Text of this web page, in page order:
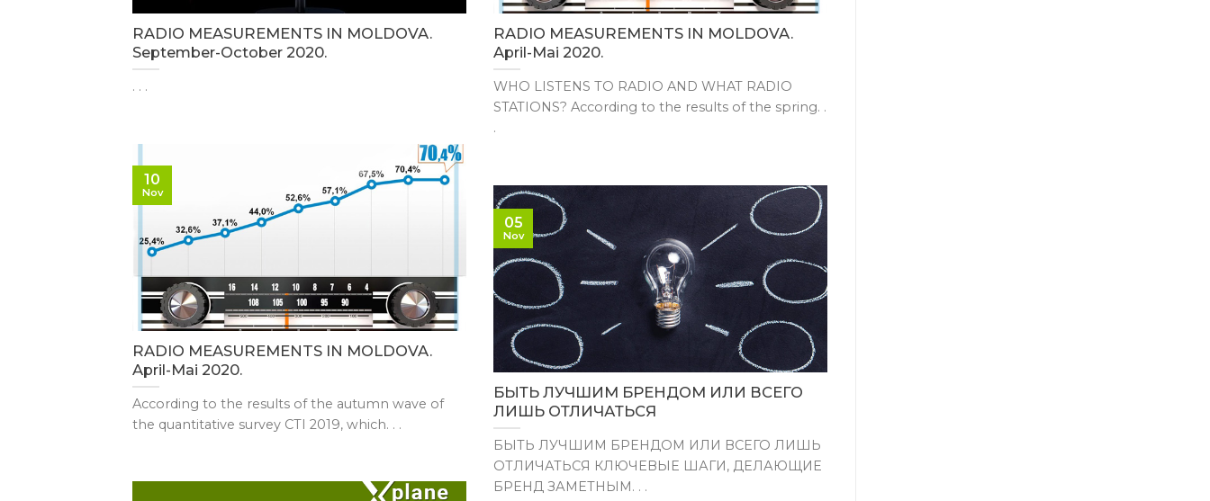
RADIO MEASUREMENTS IN MOLDOVA.
September-October 2020.
. . .
RADIO MEASUREMENTS IN MOLDOVA.
April-Mai 2020.
WHO LISTENS TO RADIO AND WHAT RADIO
STATIONS? According to the results of the spring. .
.
RADIO MEASUREMENTS IN MOLDOVA.
April-Mai 2020.
According to the results of the autumn wave of
the quantitative survey CTI 2019, which. . .
10
Nov
БЫТЬ ЛУЧШИМ БРЕНДОМ ИЛИ ВСЕГО
ЛИШЬ ОТЛИЧАТЬСЯ
БЫТЬ ЛУЧШИМ БРЕНДОМ ИЛИ ВСЕГО ЛИШЬ
ОТЛИЧАТЬСЯ КЛЮЧЕВЫЕ ШАГИ, ДЕЛАЮЩИЕ
БРЕНД ЗАМЕТНЫМ. . .
05
Nov